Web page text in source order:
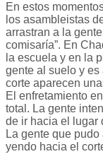
En estos
los asambleistas
arrastran a la
comisaría”. En
la escuela y en la
gente al suelo y
corte aparecen
El enfretamiento
total. La gente
de ir hacia el lugar
La gente que
yendo hacia el